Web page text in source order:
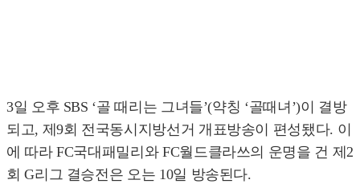
3일 오후 SBS ‘골 때리는 그녀들’(약칭 ‘골때녀’)이 결방
되고, 제9회 전국동시지방선거 개표방송이 편성됐다. 이
에 따라 FC국대패밀리와 FC월드클라쓰의 운명을 건 제2
회 G리그 결승전은 오는 10일 방송된다.